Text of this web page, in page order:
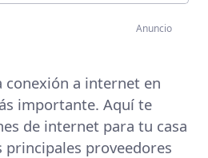
Anuncio
conexión a internet en
importante. Aquí te
de internet para tu casa
principales proveedores